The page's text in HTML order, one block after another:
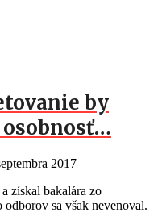
by
2017
získal bakalára zo
sa však nevenoval.